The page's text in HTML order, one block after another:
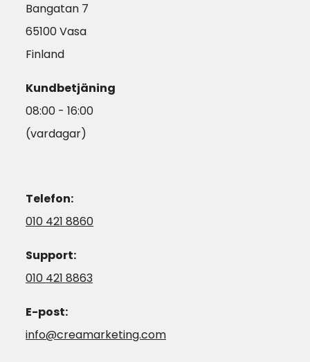
Bangatan 7
65100 Vasa
Finland
Kundbetjäning
08:00 - 16:00
(vardagar)
Telefon:
010 421 8860
Support:
010 421 8863
E-post:
info@creamarketing.com